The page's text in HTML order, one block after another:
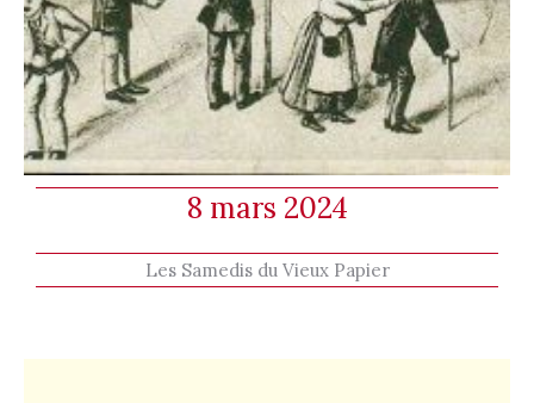
8 mars 2024
Les Samedis du Vieux Papier